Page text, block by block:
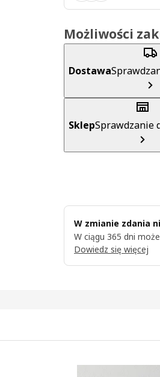
Możliwości
Dostawa
SklepSprawdzanie
W zmianie zdania
W ciągu 365 dni
Dowiedz się więcej